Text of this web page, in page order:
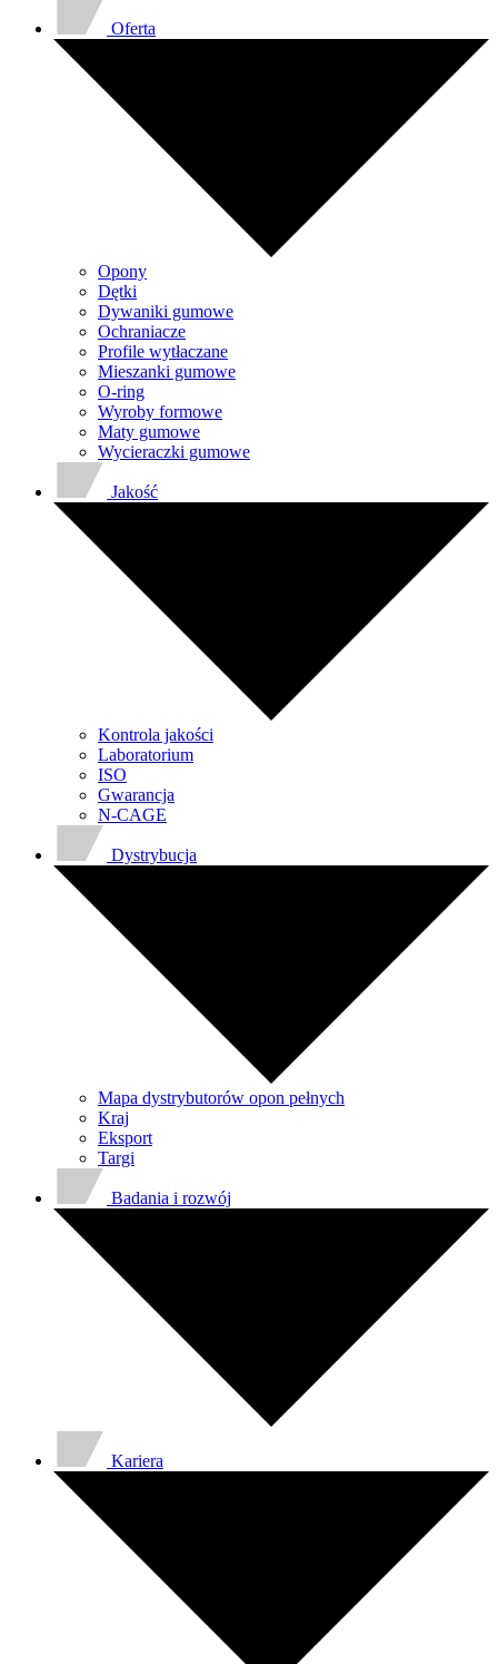
Oferta
Opony
Dętki
Dywaniki gumowe
Ochraniacze
Profile wytłaczane
Mieszanki gumowe
O-ring
Wyroby formowe
Maty gumowe
Wycieraczki gumowe
Jakość
Kontrola jakości
Laboratorium
ISO
Gwarancja
N-CAGE
Dystrybucja
Mapa dystrybutorów opon pełnych
Kraj
Eksport
Targi
Badania i rozwój
Kariera